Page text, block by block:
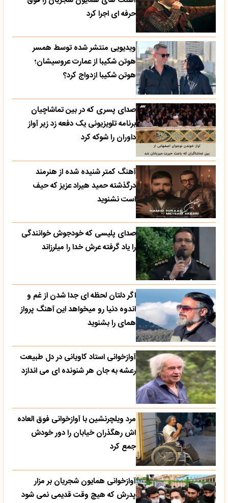
حرفه ای اجرا کرد
ویدیویی منتشر شده توسط همسر
هوتن شکیبا از عمارت عروسیشان؛
هوتن شکیبا ازدواج کرد؟
صدای پسری که در بین تماشاچیان
برنامه تلویزیونی یک دفعه زد زیر آواز
داوران را شوکه کرد
آهنگ کمتر شنیده شده از هنرمند
درگذشته حمید هیراد عزیز که حیف
است نشنوید
صدای پلیسی که خودجوش خوانندگی
را یاد گرفته عرش خدا را میلرزاند
اگر دلتان لحظه ای جدا شدن از غم و
اندوه دنیا رو میخواهد این آهنگ پرواز
همای را بشنوید
آوازخوانی استاد کاویانی در دل طبیعت
رعشه به جان هر شنونده ای می اندازد
مرد ویلچرنشین با آوازخوانی فوق العاده
اش رهگذران خیابان را دور خودش
جمع کرد
آوازخوانی همایون شجریان بر مزار
پدرش که هیچ وقت قدیمی نمی شود